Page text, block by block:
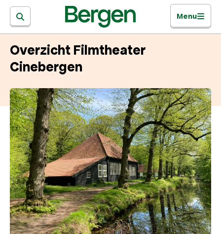
Menu
Overzicht Filmtheater
Cinebergen